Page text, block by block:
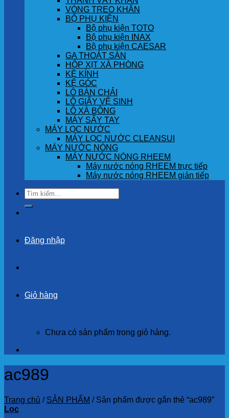
VÒNG TREO KHĂN
BỘ PHỤ KIỆN
Bộ phụ kiện TOTO
Bộ phụ kiện INAX
Bộ phụ kiện CAESAR
GA THOÁT SÀN
HỘP XỊT XÀ PHÒNG
KỆ KÍNH
KỆ GÓC
LÔ BÀN CHẢI
LÔ GIẤY VỆ SINH
LÔ XÀ BÔNG
MÁY SẤY TAY
MÁY LỌC NƯỚC
MÁY LỌC NƯỚC CLEANSUI
MÁY NƯỚC NÓNG
MÁY NƯỚC NÓNG RHEEM
Máy nước nóng RHEEM trực tiếp
Máy nước nóng RHEEM gián tiếp
Tìm
kiếm:
Đăng nhập
Giỏ hàng
Chưa có sản phẩm trong giỏ hàng.
ac989
Trang chủ / SẢN PHẨM /Sản phẩm được gắn thẻ “ac989”
Lọc